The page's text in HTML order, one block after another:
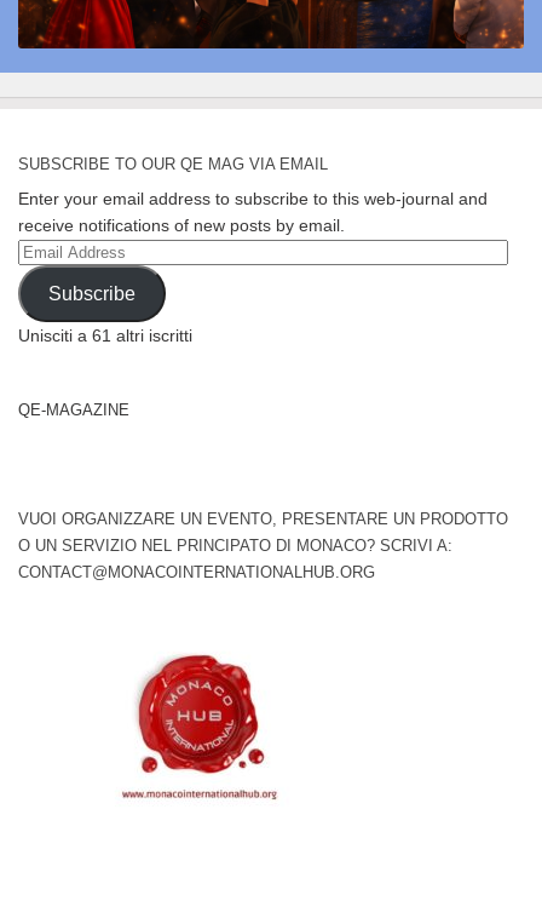
SUBSCRIBE TO OUR QE MAG VIA EMAIL
Enter your email address to subscribe to this web-journal and
receive notifications of new posts by email.
Email
Address
Subscribe
Unisciti a 61 altri iscritti
QE-MAGAZINE
VUOI ORGANIZZARE UN EVENTO, PRESENTARE UN PRODOTTO
O UN SERVIZIO NEL PRINCIPATO DI MONACO? SCRIVI A:
CONTACT@MONACOINTERNATIONALHUB.ORG